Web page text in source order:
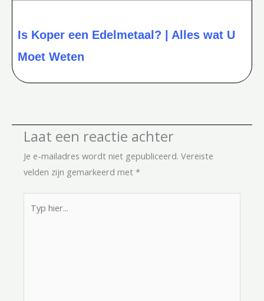
Is Koper een Edelmetaal? | Alles wat U
Moet Weten
Laat een reactie achter
Je e-mailadres wordt niet gepubliceerd. Vereiste
velden zijn gemarkeerd met *
hier...